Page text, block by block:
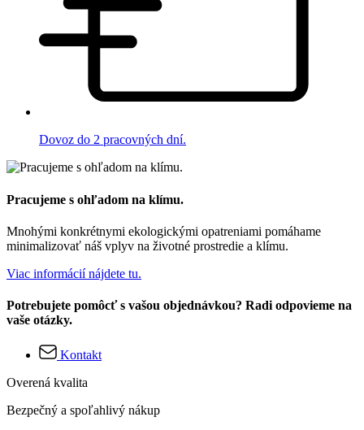
Dovoz do 2 pracovných dní.
Pracujeme s ohľadom na klímu.
Mnohými konkrétnymi ekologickými opatreniami pomáhame
minimalizovať náš vplyv na životné prostredie a klímu.
Viac informácií nájdete tu.
Potrebujete pomôcť s vašou objednávkou? Radi odpovieme na
vaše otázky.
Kontakt
Overená kvalita
Bezpečný a spoľahlivý nákup